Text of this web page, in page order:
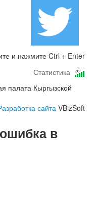
и нажмите Ctrl + Enter
Статистика
палата Кыргызской
сайта VBizSoft
в